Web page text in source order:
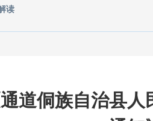
读
道侗族自治县